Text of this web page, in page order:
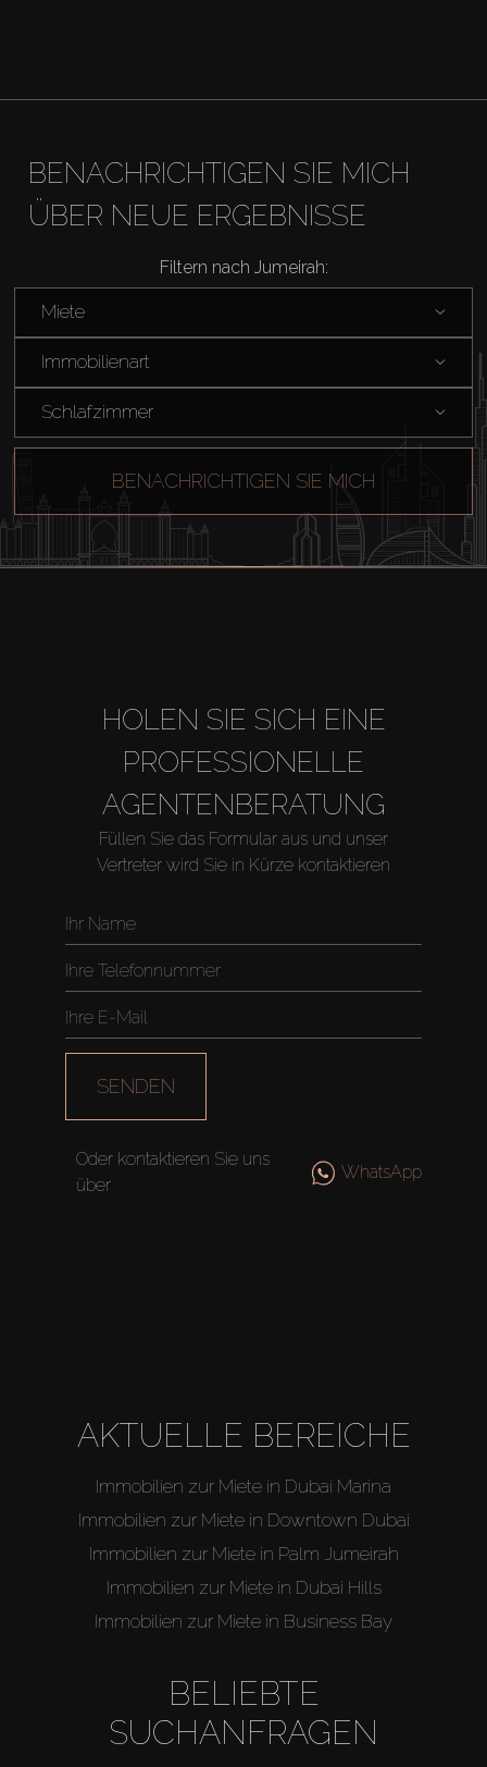
Agenten
BENACHRICHTIGEN SIE MICH
ÜBER NEUE ERGEBNISSE
Filtern nach Jumeirah:
Miete
Immobilienart
Schlafzimmer
BENACHRICHTIGEN SIE MICH
HOLEN SIE SICH EINE
PROFESSIONELLE
AGENTENBERATUNG
Füllen Sie das Formular aus und unser
Vertreter wird Sie in Kürze kontaktieren
SENDEN
Oder kontaktieren Sie uns
über
WhatsApp
AKTUELLE BEREICHE
Immobilien zur Miete in Dubai Marina
Immobilien zur Miete in Downtown Dubai
Immobilien zur Miete in Palm Jumeirah
Immobilien zur Miete in Dubai Hills
Immobilien zur Miete in Business Bay
BELIEBTE
SUCHANFRAGEN